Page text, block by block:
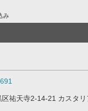
み
区祐天寺2-14-21 カスタ